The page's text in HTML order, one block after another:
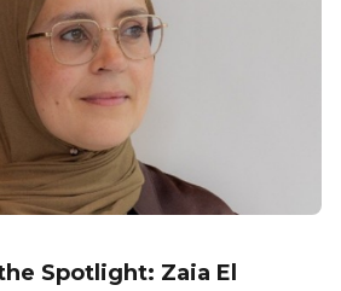
Spotlight: Zaia El